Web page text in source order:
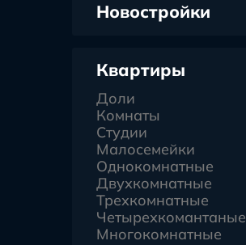
Новостройки
Квартиры
Доли
Комнаты
Студии
Малосемейки
Однокомнатные
Двухкомнатные
Трехкомнатные
Четырехкомантаные
Многокомнатные